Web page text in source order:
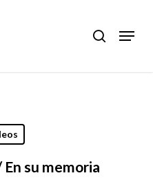
search
Menu
su memoria
Close